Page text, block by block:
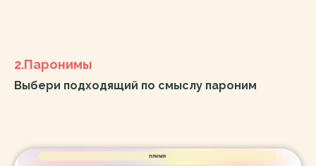
2.Паронимы
Выбери подходящий по смыслу пароним